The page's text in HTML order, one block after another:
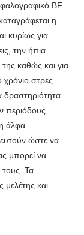
ΒF
η
κυρίως για
την ήπια
καθώς και για
στρες
περιόδους
άλφα
ώστε να
μπορεί να
τους. Τα
και